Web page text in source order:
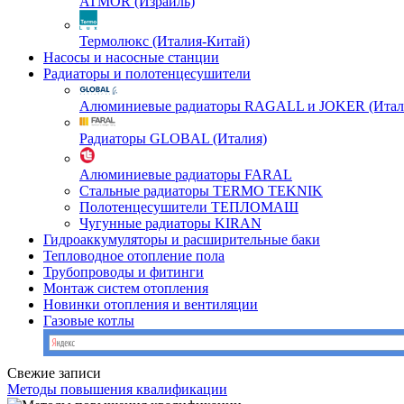
Термолюкс (Италия-Китай)
Насосы и насосные станции
Радиаторы и полотенцесушители
Алюминиевые радиаторы RAGALL и JOKER
Радиаторы GLOBAL (Италия)
Алюминиевые радиаторы FARAL
Стальные радиаторы TERMO TEKNIK
Полотенцесушители ТЕПЛОМАШ
Чугунные радиаторы KIRAN
Гидроаккумуляторы и расширительные баки
Тепловодное отопление пола
Трубопроводы и фитинги
Монтаж систем отопления
Новинки отопления и вентиляции
Газовые котлы
Свежие записи
Методы повышения квалификации